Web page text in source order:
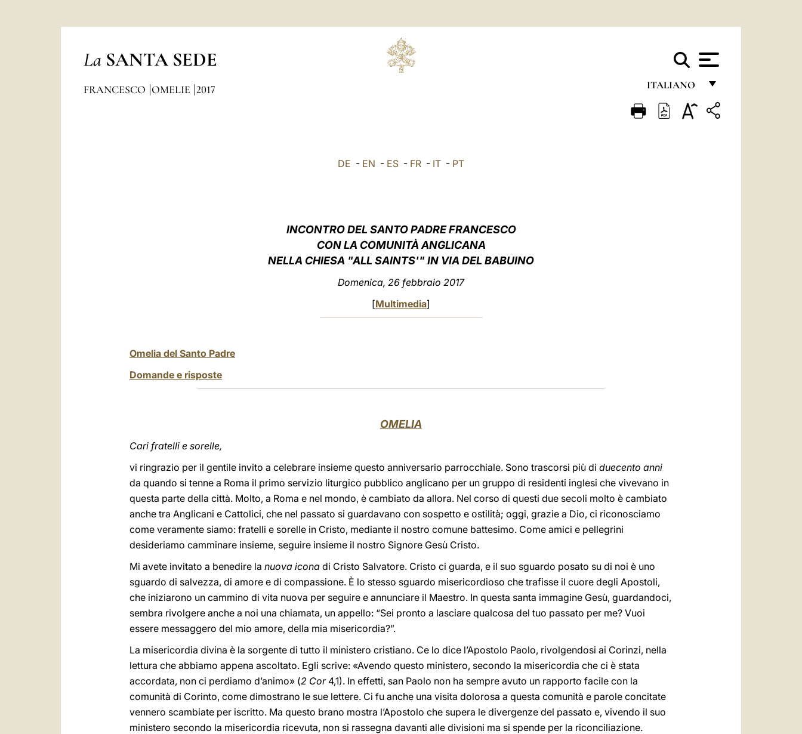
La SANTA SEDE
ITALIANO
FRANÇAIS
FRANCESCO OMELIE 2017
DE - EN - ES - FR - IT - PT
INCONTRODEL SANTO PADRE FRANCESCO
CON LA COMUNITÀ ANGLICANA
NELLA CHIESA "ALL SAINTS'" IN VIA DEL BABUINO
Domenica, 26 febbraio 2017
[Multimedia]
Omelia del Santo Padre
Domande e risposte
OMELIA
Cari fratelli e sorelle,
vi ringrazio per il gentile invito a celebrare insieme questo anniversario parrocchiale. Sono trascorsi più di duecento anni
da quando si tenne a Roma il primo servizio liturgico pubblico anglicano per un gruppo di residenti inglesi che vivevano in
questa parte della città. Molto, a Roma e nel mondo, è cambiato da allora. Nel corso di questi due secoli molto è cambiato
anche tra Anglicani e Cattolici, che nel passato si guardavano con sospetto e ostilità; oggi, grazie a Dio, ci riconosciamo
come veramente siamo: fratelli e sorelle in Cristo, mediante il nostro comune battesimo. Come amici e pellegrini
desideriamo camminare insieme, seguire insieme il nostro Signore Gesù Cristo.
Mi avete invitato a benedire la nuova icona di Cristo Salvatore. Cristo ci guarda, e il suo sguardo posato su di noi è uno
sguardo di salvezza, di amore e di compassione. È lo stesso sguardo misericordioso che trafisse il cuore degli Apostoli,
che iniziarono un cammino di vita nuova per seguire e annunciare il Maestro. In questa santa immagine Gesù, guardandoci,
sembra rivolgere anche a noi una chiamata, un appello: “Sei pronto a lasciare qualcosa del tuo passato per me? Vuoi
essere messaggero del mio amore, della mia misericordia?”.
La misericordia divina è la sorgente di tutto il ministero cristiano. Ce lo dice l’Apostolo Paolo, rivolgendosi ai Corinzi, nella
lettura che abbiamo appena ascoltato. Egli scrive: «Avendo questo ministero, secondo la misericordia che ci è stata
accordata, non ci perdiamo d’animo» (2 Cor4,1). In effetti, san Paolo non ha sempre avuto un rapporto facile con la
comunità di Corinto, come dimostrano le sue lettere. Ci fu anche una visita dolorosa a questa comunità e parole concitate
vennero scambiate per iscritto. Ma questo brano mostra l’Apostolo che supera le divergenze del passato e, vivendo il suo
ministero secondo la misericordia ricevuta, non si rassegna davanti alle divisioni ma si spende per la riconciliazione.